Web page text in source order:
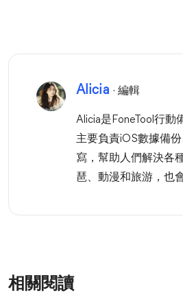
Alicia · 編輯
Alicia是FoneTool行動
主要負責iOS數據備
寫，幫助人們解決各
琶、動漫和旅游，也
相關閱讀